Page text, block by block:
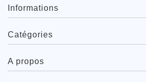
Informations
Catégories
A propos